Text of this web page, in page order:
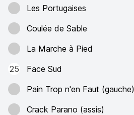
Les Portugaises
Coulée de Sable
La Marche à Pied
25
Face Sud
Pain Trop n'en Faut (gauche)
Crack Parano (assis)